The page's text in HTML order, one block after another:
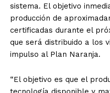
sistema. El objetivo
producción de
certificadas durante el
que será distribuido a los
impulso al Plan Naranja.
“El objetivo es que el